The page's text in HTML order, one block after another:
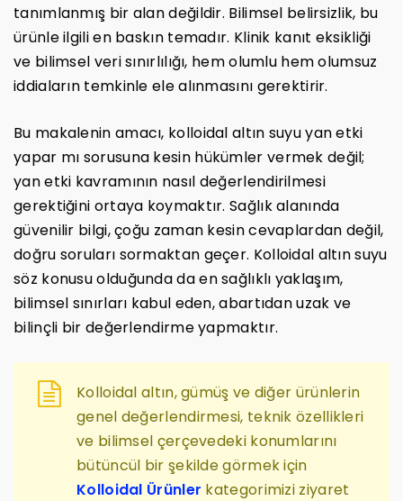
tanımlanmış bir alan değildir. Bilimsel belirsizlik, bu
ürünle ilgili en baskın temadır. Klinik kanıt eksikliği
ve bilimsel veri sınırlılığı, hem olumlu hem olumsuz
iddiaların temkinle ele alınmasını gerektirir.
Bu makalenin amacı, kolloidal altın suyu yan etki
yapar mı sorusuna kesin hükümler vermek değil;
yan etki kavramının nasıl değerlendirilmesi
gerektiğini ortaya koymaktır. Sağlık alanında
güvenilir bilgi, çoğu zaman kesin cevaplardan değil,
doğru soruları sormaktan geçer. Kolloidal altın suyu
söz konusu olduğunda da en sağlıklı yaklaşım,
bilimsel sınırları kabul eden, abartıdan uzak ve
bilinçli bir değerlendirme yapmaktır.
Kolloidal altın, gümüş ve diğer ürünlerin
genel değerlendirmesi, teknik özellikleri
ve bilimsel çerçevedeki konumlarını
bütüncül bir şekilde görmek için
Kolloidal Ürünler kategorimizi ziyaret